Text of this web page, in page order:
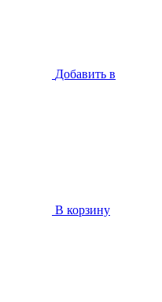
Добавить в
В корзину